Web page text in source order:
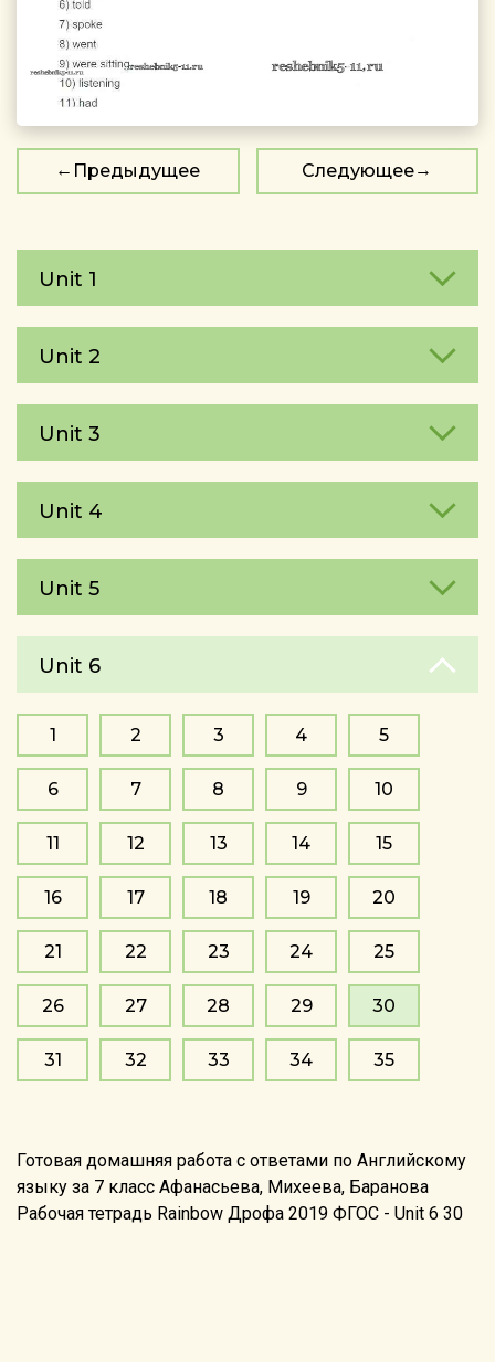
Предыдущее Следующее
Unit 1
Unit 2
Unit 3
Unit 4
Unit 5
Unit 6
1 2 3 4 5
6 7 8 9 10
11 12 13 14 15
16 17 18 19 20
21 22 23 24 25
26 27 28 29 30
31 32 33 34 35
Готовая домашняя работа с ответами по Английскому
языку за 7 класс Афанасьева, Михеева, Баранова
Рабочая тетрадь Rainbow Дрофа 2019 ФГОС - Unit 6 30